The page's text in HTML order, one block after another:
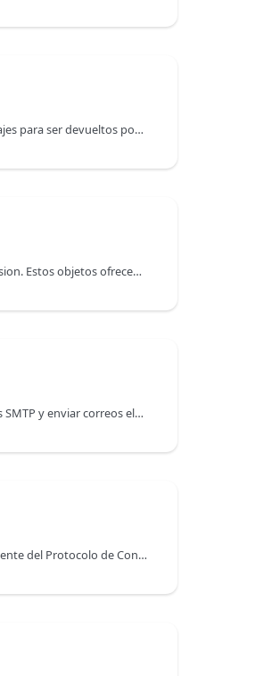
La clase 4D.OutgoingMessage le permite construir mensajes para ser devueltos por las funciones de su aplicación en respuesta a las peticiones REST. Si la respuesta es del tipo 4D.OutgoingMessage, el servidor REST no devuelve un objeto, sino la instancia del objeto de la clase OutgoingMessage.
Los objetos de sesión son devueltos por el comando Session. Estos objetos ofrecen al desarrollador una interfaz que permite gestionar la sesión actual y ejecutar acciones como almacenar datos contextuales, compartir información entre procesos de sesión, lanzar procesos preferentes relacionados con la sesión o (sólo contexto web) gestionar privilegios.
La clase SMTPTransporter permite configurar conexiones SMTP y enviar correos electrónicos a través de objetos SMTP transporter.
La clase TCPConnection permite gestionar conexiones cliente del Protocolo de Control de Transmisión (TCP) a un servidor, permitiendo enviar y recibir datos, y manejar eventos del ciclo de vida de la conexión mediante retrollamadas.